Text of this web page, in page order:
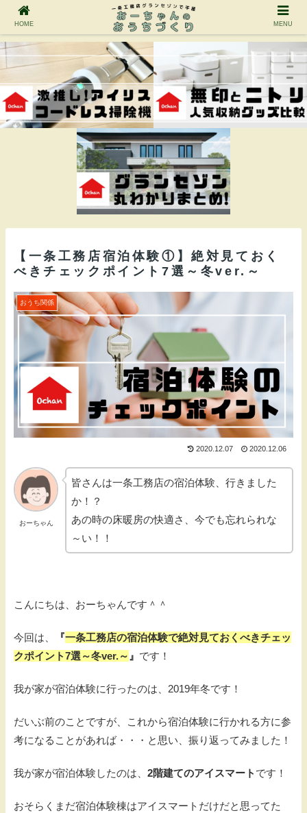
【一条工務店宿泊体験①】絶対見ておく
べきチェックポイント7選～冬ver.～
おうち関係
2020.12.07 2020.12.06
おーちゃん
皆さんは一条工務店の宿泊体験、行きました
か！？
あの時の床暖房の快適さ、今でも忘れられな
～い！！
こんにちは、おーちゃんです＾＾
今回は、 『一条工務店の宿泊体験で絶対見ておくべきチェッ
クポイント7選～冬ver.～ 』 です！
我が家が宿泊体験に行ったのは、2019年冬です！
だいぶ前のことですが、これから宿泊体験に行かれる方に参
考になることがあれば・・・と思い、振り返ってみました！
我が家が宿泊体験したのは、 2階建てのアイスマート です！
おそらくまだ宿泊体験棟はアイスマートだけだと思ってた
HOME MENU